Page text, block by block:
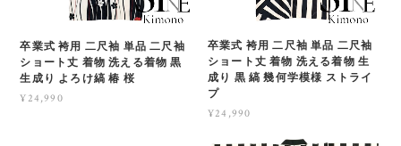
卒業式 袴用 二尺袖 単品 二尺袖
ショート丈 着物 洗える着物 黒
生成り よろけ縞 椿 桜
¥24,990
卒業式 袴用 二尺袖 単品 二尺袖
ショート丈 着物 洗える着物 生
成り 黒 縞 幾何学模様 ストライ
プ
¥24,990